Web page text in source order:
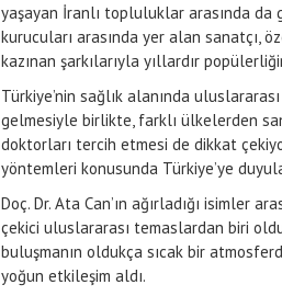
yaşayan İranlı topluluklar arasında da
kurucuları arasında yer alan sanatçı,
kazınan şarkılarıyla yıllardır
Türkiye’nin sağlık alanında
gelmesiyle birlikte, farklı ülkelerden
doktorları tercih etmesi de dikkat
yöntemleri konusunda Türkiye’ye
Doç. Dr. Ata Can’ın ağırladığı isimler
çekici uluslararası temaslardan biri
buluşmanın oldukça sıcak bir
yoğun etkileşim aldı.